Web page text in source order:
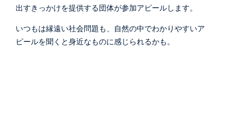
出すきっかけを提供する団体が参加アピールします。
いつもは縁遠い社会問題も、自然の中でわかりやすいア
ピールを聞くと身近なものに感じられるかも。